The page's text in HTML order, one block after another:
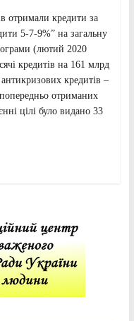
отримали кредити за
5-7-9%” на загальну
(лютий 2020
кредитів на 161 млрд
антикризових кредитів –
отриманих
цілі було видано 33